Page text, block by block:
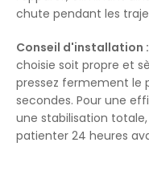
chute pendant les
Conseil d'installation :
choisie soit propre et
pressez fermement le
secondes. Pour une
une stabilisation
patienter 24 heures